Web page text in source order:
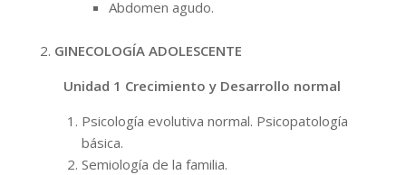
Abdomen agudo.
GINECOLOGÍA ADOLESCENTE
Unidad 1 Crecimiento y Desarrollo normal
Psicología evolutiva normal. Psicopatología
básica.
Semiología de la familia.